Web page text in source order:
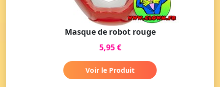
Masque de robot rouge
5,95 €
Voir le Produit